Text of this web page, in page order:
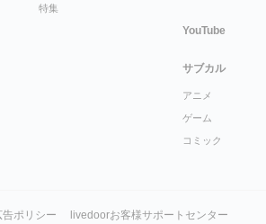
特集
YouTube
サブカル
アニメ
ゲーム
コミック
ポリシー livedoorお客様サポートセンター